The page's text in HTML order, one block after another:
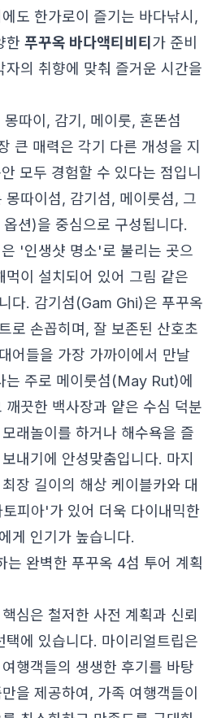
도 한가로이 즐기는 바다낚시,
한 푸꾸옥 바다액티비티 가 준비
자의 취향에 맞춰 즐거운 시간을
따이, 감기, 메이룻, 혼똔섬
큰 매력은 각기 다른 개성을 지
모두 경험할 수 있다는 점입니
몽따이섬, 감기섬, 메이룻섬, 그
션)을 중심으로 구성됩니다.
'인생샷 명소'로 불리는 곳으
먹이 설치되어 있어 그림 같은
다. 감기섬(Gam Ghi)은 푸꾸옥
로 손꼽히며, 잘 보존된 산호초
어들을 가장 가까이에서 만날
는 주로 메이룻섬(May Rut)에
깨끗한 백사장과 얕은 수심 덕분
래놀이를 하거나 해수욕을 즐
내기에 안성맞춤입니다. 마지
장 길이의 해상 케이블카와 대
피아'가 있어 더욱 다이내믹한
게 인기가 높습니다.
는 완벽한 푸꾸옥 4섬 투어 계획
심은 철저한 사전 계획과 신뢰
택에 있습니다. 마이리얼트립은
행객들의 생생한 후기를 바탕
을 제공하여, 가족 여행객들이